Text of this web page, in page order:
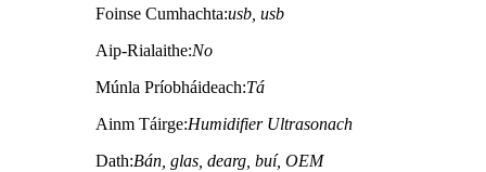
Foinse Cumhachta:usb, usb
Aip-Rialaithe:No
Múnla Príobháideach:Tá
Ainm Táirge:Humidifier Ultrasonach
Dath:Bán, glas, dearg, buí, OEM